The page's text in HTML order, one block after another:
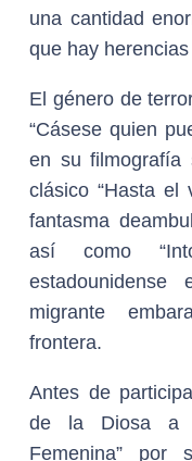
una cantidad
que hay
El género de
“Cásese quien
en su filmografía
clásico “Hasta el
fantasma
así como
migrante
frontera.
Antes de
de la Diosa a
Femenina” por